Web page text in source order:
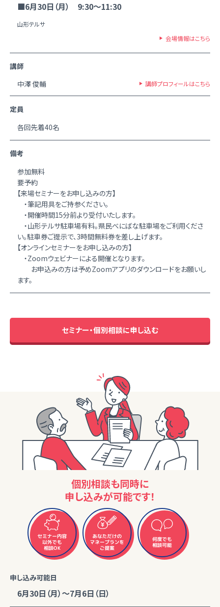
■6月30日（月） 9:30～11:30
山形テルサ
会場情報はこちら
講師
中澤 俊輔
講師プロフィールはこちら
定員
各回先着40名
備考
参加無料
要予約
【来場セミナーをお申し込みの方】
・筆記用具をご持参ください。
・開催時間15分前より受付いたします。
・山形テルサ駐車場有料。県民べにばな駐車場をご利用くださ
い。駐車券ご提示で、3時間無料券を差し上げます。
【オンラインセミナーをお申し込みの方】
・Zoomウェビナーによる開催となります。
お申込みの方は予めZoomアプリのダウンロードをお願いし
ます。
セミナー・個別相談に申し込む
個別相談も同時に
申し込みが可能です！
セミナー内容
以外でも
相談OK
あなただけの
マネープランを
ご提案
何度でも
相談可能
申し込み可能日
6月30日（月）～7月6日（日）